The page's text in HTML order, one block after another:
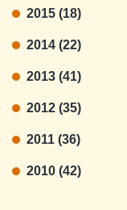
2015 (18)
2014 (22)
2013 (41)
2012 (35)
2011 (36)
2010 (42)